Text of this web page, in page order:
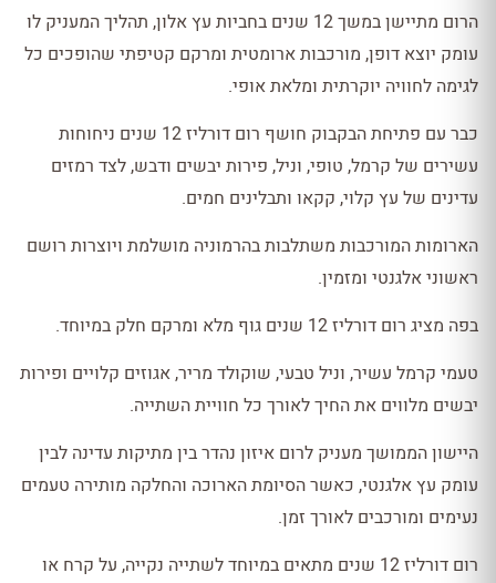
הרום מתיישן במשך 12 שנים בחביות עץ אלון, תהליך המעניק לו
עומק יוצא דופן, מורכבות ארומטית ומרקם קטיפתי שהופכים כל
לגימה לחוויה יוקרתית ומלאת אופי.
כבר עם פתיחת הבקבוק חושף רום דורליז 12 שנים ניחוחות
עשירים של קרמל, טופי, וניל, פירות יבשים ודבש, לצד רמזים
עדינים של עץ קלוי, קקאו ותבלינים חמים.
הארומות המורכבות משתלבות בהרמוניה מושלמת ויוצרות רושם
ראשוני אלגנטי ומזמין.
בפה מציג רום דורליז 12 שנים גוף מלא ומרקם חלק במיוחד.
טעמי קרמל עשיר, וניל טבעי, שוקולד מריר, אגוזים קלויים ופירות
יבשים מלווים את החיך לאורך כל חוויית השתייה.
היישון הממושך מעניק לרום איזון נהדר בין מתיקות עדינה לבין
עומק עץ אלגנטי, כאשר הסיומת הארוכה והחלקה מותירה טעמים
נעימים ומורכבים לאורך זמן.
רום דורליז 12 שנים מתאים במיוחד לשתייה נקייה, על קרח או